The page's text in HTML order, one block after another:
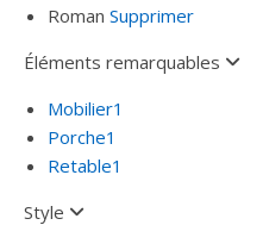
Roman Supprimer
Éléments remarquables
Mobilier1
Porche1
Retable1
Style